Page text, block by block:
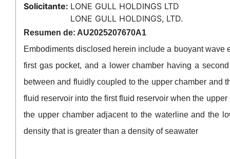
Solicitante: LONE GULL HOLDINGS LTD
LONE GULL HOLDINGS, LTD.
Resumen de: AU2025207670A1
Embodiments disclosed herein include a buoyant
first gas pocket, and a lower chamber having a
between and fluidly coupled to the upper chamber and
fluid reservoir into the first fluid reservoir when the
the upper chamber adjacent to the waterline and the
density that is greater than a density of seawater